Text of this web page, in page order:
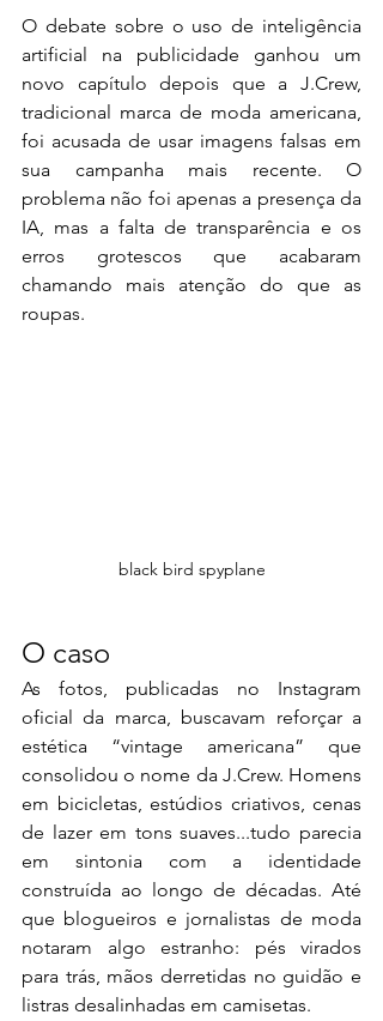
O debate sobre o uso de inteligência
artificial na publicidade ganhou um
novo capítulo depois que a J.Crew,
tradicional marca de moda americana,
foi acusada de usar imagens falsas em
sua campanha mais recente. O
problema não foi apenas a presença da
IA, mas a falta de transparência e os
erros grotescos que acabaram
chamando mais atenção do que as
roupas.
black bird spyplane
O caso
As fotos, publicadas no Instagram
oficial da marca, buscavam reforçar a
estética “vintage americana” que
consolidou o nome da J.Crew. Homens
em bicicletas, estúdios criativos, cenas
de lazer em tons suaves...tudo parecia
em sintonia com a identidade
construída ao longo de décadas. Até
que blogueiros e jornalistas de moda
notaram algo estranho: pés virados
para trás, mãos derretidas no guidão e
listras desalinhadas em camisetas.